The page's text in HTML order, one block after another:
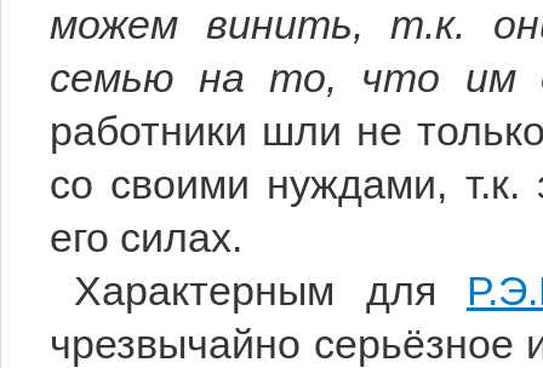
можем винить, т.к.
семью на то, что им
работники шли не
со своими нуждами, т.к.
его силах.
Характерным для
чрезвычайно серьёзное